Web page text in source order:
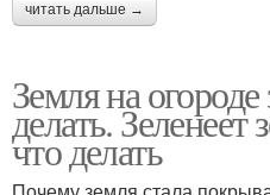
читать дальше →
Земля на огороде
делать. Зеленеет
что делать